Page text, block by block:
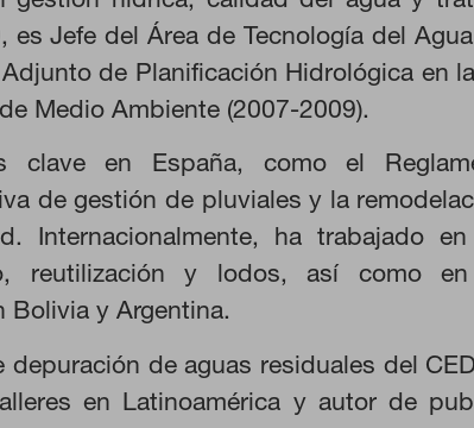
es Jefe del Área de Tecnología del
de Planificación Hidrológica en
Medio Ambiente (2007-2009).
clave en España, como el
de gestión de pluviales y la
Internacionalmente, ha trabajado
reutilización y lodos, así como
Bolivia y Argentina.
de aguas residuales del
en Latinoamérica y autor de
RECHAZAR TODO
sitio web funcione y no se pueden desactivar en nuestros
cookies, pero alguna áreas del sitio no funcionarán.
y fuentes de tráfico para poder evaluar el rendimiento
es anónima.